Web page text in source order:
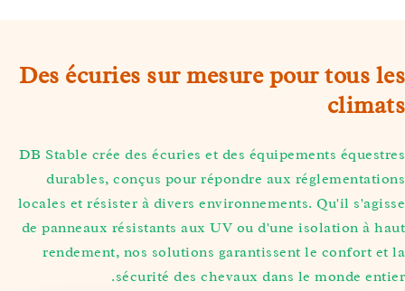
Des écuries sur mesure pour tous
DB Stable crée des écuries et des équipements
durables, conçus pour répondre aux
locales et résister à divers environnements. Qu'il
de panneaux résistants aux UV ou d'une isolation à
rendement, nos solutions garantissent le confort
sécurité des chevaux dans le monde